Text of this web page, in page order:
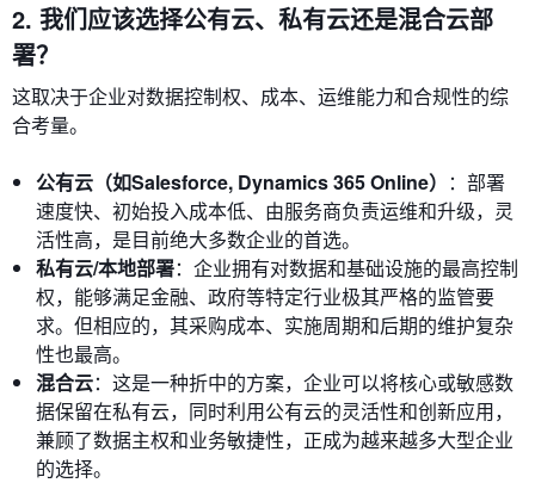
2. 我们应该选择公有云、私有云还是混合云部
署？
这取决于企业对数据控制权、成本、运维能力和合规性的综
合考量。
公有云（如Salesforce, Dynamics 365 Online） ：部署
速度快、初始投入成本低、由服务商负责运维和升级，灵
活性高，是目前绝大多数企业的首选。
私有云/本地部署：企业拥有对数据和基础设施的最高控制
权，能够满足金融、政府等特定行业极其严格的监管要
求。但相应的，其采购成本、实施周期和后期的维护复杂
性也最高。
混合云：这是一种折中的方案，企业可以将核心或敏感数
据保留在私有云，同时利用公有云的灵活性和创新应用，
兼顾了数据主权和业务敏捷性，正成为越来越多大型企业
的选择。